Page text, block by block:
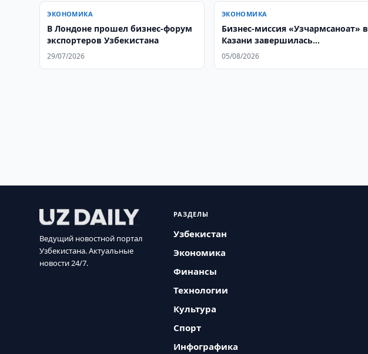
ЭКОНОМИКА
В Лондоне прошел бизнес-форум
экспортеров Узбекистана
29/07/2026
ЭКОНОМИКА
Бизнес-миссия «Узчармсаноат» в
Казани завершилась
экспортными соглашениями на
05/08/2026
Ведущий новостной портал
Узбекистана. Актуальные
новости 24/7.
РАЗДЕЛЫ
Узбекистан
Экономика
Финансы
Технологии
Культура
Спорт
Инфографика